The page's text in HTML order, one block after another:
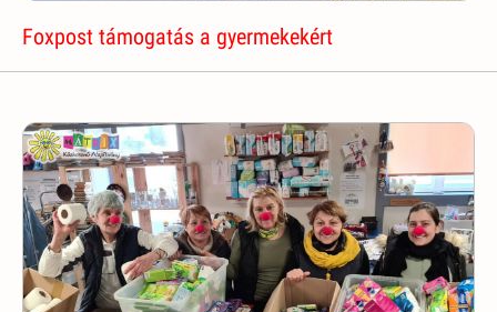
Foxpost támogatás a gyermekekért